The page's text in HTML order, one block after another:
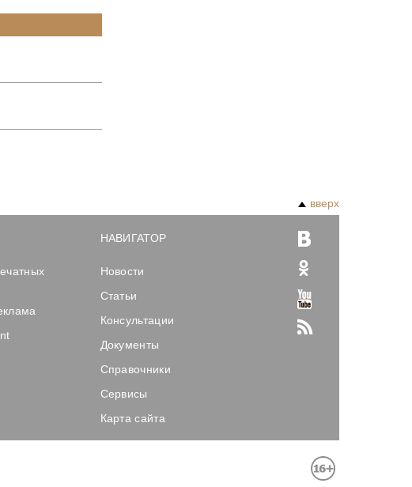
вверх
НАВИГАТОР
Новости
Статьи
Консультации
Документы
Справочники
Сервисы
Карта сайта